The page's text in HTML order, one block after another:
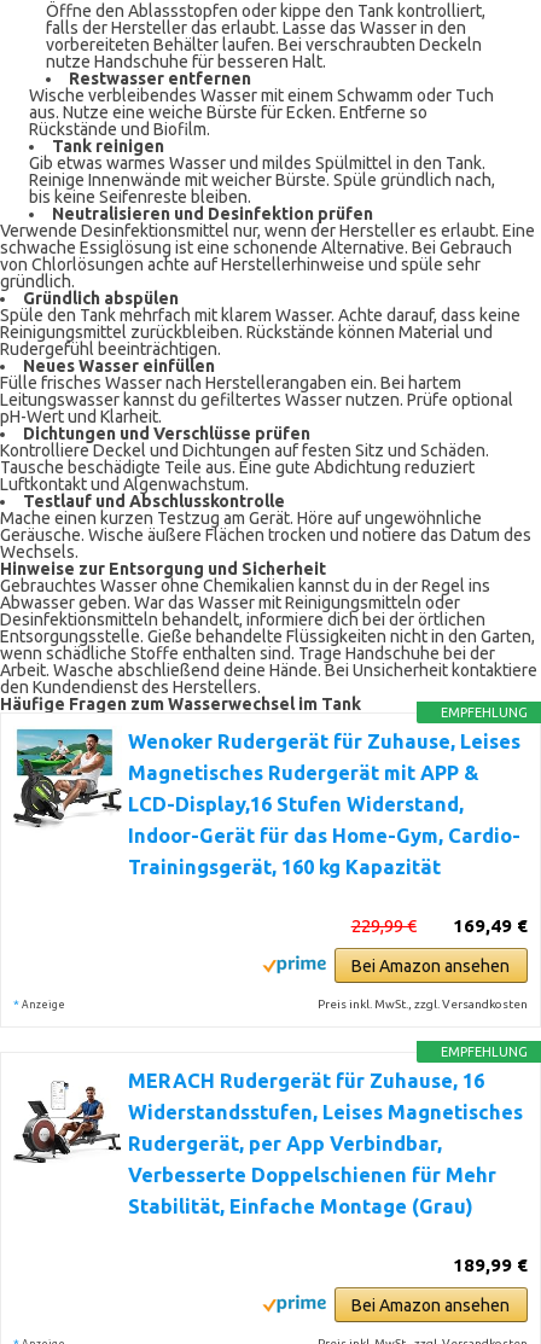
Öffne den Ablassstopfen oder kippe den Tank kontrolliert,
falls der Hersteller das erlaubt. Lasse das Wasser in den
vorbereiteten Behälter laufen. Bei verschraubten Deckeln
nutze Handschuhe für besseren Halt.
Restwasser entfernen
Wische verbleibendes Wasser mit einem Schwamm oder Tuch
aus. Nutze eine weiche Bürste für Ecken. Entferne so
Rückstände und Biofilm.
Tank reinigen
Gib etwas warmes Wasser und mildes Spülmittel in den Tank.
Reinige Innenwände mit weicher Bürste. Spüle gründlich nach,
bis keine Seifenreste bleiben.
Neutralisieren und Desinfektion prüfen
Verwende Desinfektionsmittel nur, wenn der Hersteller es erlaubt. Eine
schwache Essiglösung ist eine schonende Alternative. Bei Gebrauch
von Chlorlösungen achte auf Herstellerhinweise und spüle sehr
gründlich.
Gründlich abspülen
Spüle den Tank mehrfach mit klarem Wasser. Achte darauf, dass keine
Reinigungsmittel zurückbleiben. Rückstände können Material und
Rudergefühl beeinträchtigen.
Neues Wasser einfüllen
Fülle frisches Wasser nach Herstellerangaben ein. Bei hartem
Leitungswasser kannst du gefiltertes Wasser nutzen. Prüfe optional
pH-Wert und Klarheit.
Dichtungen und Verschlüsse prüfen
Kontrolliere Deckel und Dichtungen auf festen Sitz und Schäden.
Tausche beschädigte Teile aus. Eine gute Abdichtung reduziert
Luftkontakt und Algenwachstum.
Testlauf und Abschlusskontrolle
Mache einen kurzen Testzug am Gerät. Höre auf ungewöhnliche
Geräusche. Wische äußere Flächen trocken und notiere das Datum des
Wechsels.
Hinweise zur Entsorgung und Sicherheit
Gebrauchtes Wasser ohne Chemikalien kannst du in der Regel ins
Abwasser geben. War das Wasser mit Reinigungsmitteln oder
Desinfektionsmitteln behandelt, informiere dich bei der örtlichen
Entsorgungsstelle. Gieße behandelte Flüssigkeiten nicht in den Garten,
wenn schädliche Stoffe enthalten sind. Trage Handschuhe bei der
Arbeit. Wasche abschließend deine Hände. Bei Unsicherheit kontaktiere
den Kundendienst des Herstellers.
Häufige Fragen zum Wasserwechsel im Tank
EMPFEHLUNG
Wenoker Rudergerät für Zuhause, Leises
Magnetisches Rudergerät mit APP &
LCD-Display,16 Stufen Widerstand,
Indoor-Gerät für das Home-Gym, Cardio-
Trainingsgerät, 160 kg Kapazität
169,49 €
229,99 €
Bei Amazon ansehen
* Anzeige Preis inkl. MwSt., zzgl. Versandkosten
EMPFEHLUNG
MERACH Rudergerät für Zuhause, 16
Widerstandsstufen, Leises Magnetisches
Rudergerät, per App Verbindbar,
Verbesserte Doppelschienen für Mehr
Stabilität, Einfache Montage (Grau)
189,99 €
Bei Amazon ansehen